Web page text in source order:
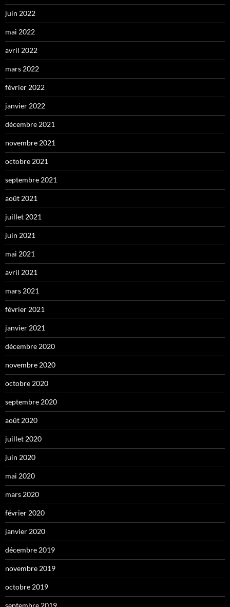
juin 2022
mai 2022
avril 2022
mars 2022
février 2022
janvier 2022
décembre 2021
novembre 2021
octobre 2021
septembre 2021
août 2021
juillet 2021
juin 2021
mai 2021
avril 2021
mars 2021
février 2021
janvier 2021
décembre 2020
novembre 2020
octobre 2020
septembre 2020
août 2020
juillet 2020
juin 2020
mai 2020
mars 2020
février 2020
janvier 2020
décembre 2019
novembre 2019
octobre 2019